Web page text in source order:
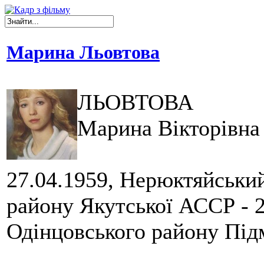
Марина Льовтова
ЛЬОВТОВА
Марина Вікторівна
27.04.1959,
району Якутської АССР -
Одінцовського району